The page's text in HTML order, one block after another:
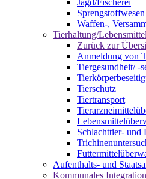
Sprengstoffwesen
Waffen-,
Tierhaltung/Lebensmittel
Zurück zur
Anmeldung von
Tiergesundheit/ -
Tierschutz
Tiertransport
Schlachttier- und
Aufenthalts- und
Kommunales